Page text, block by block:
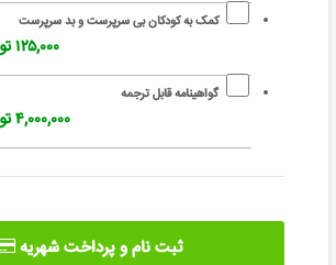
کمک به کودکان بی سرپرست و بد سرپرست
۱۲۵,۰۰۰ تومان
گواهینامه قابل ترجمه
۴,۰۰۰,۰۰۰ تومان
ثبت نام و پرداخت شهریه